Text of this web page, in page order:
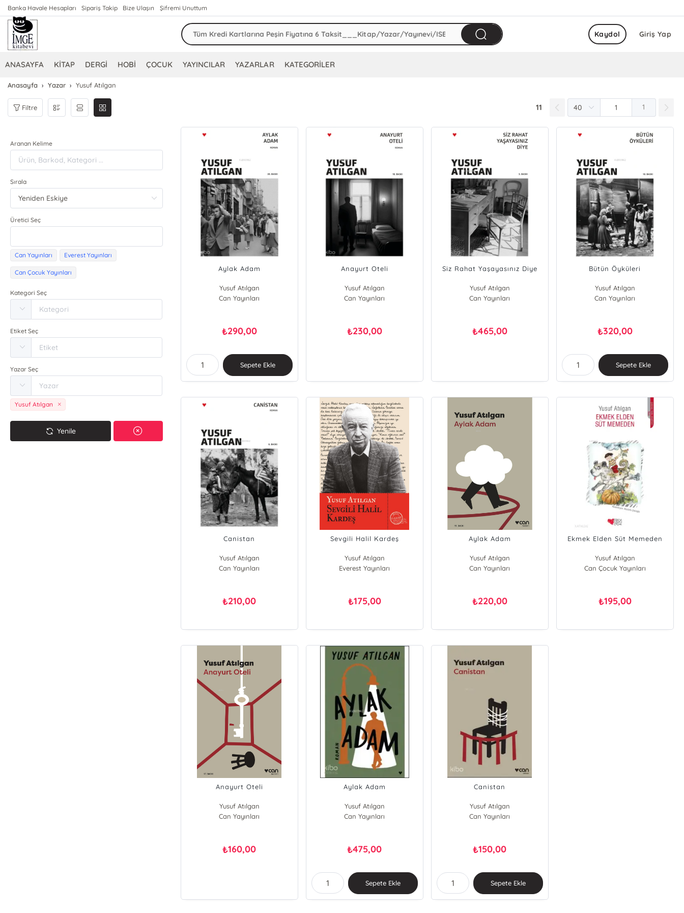
Banka Havale Hesapları Sipariş Takip Bize Ulaşın Şifremi Unuttum
Giriş Yap
Kaydol
ANASAYFA KİTAP DERGİ HOBİ ÇOCUK YAYINCILAR YAZARLAR KATEGORİLER
Anasayfa Yazar Yusuf Atılgan
Filtre 11 1
Aranan Kelime
Sırala
Üretici Seç
Can Yayınları Everest Yayınları
Can Çocuk Yayınları
Kategori Seç
Etiket Seç
Yazar Seç
Yusuf Atılgan
Yenile
Aylak Adam
Yusuf Atılgan
Can Yayınları
₺290,00
Sepete Ekle
Anayurt Oteli
Yusuf Atılgan
Can Yayınları
₺230,00
Siz Rahat Yaşayasınız Diye
Yusuf Atılgan
Can Yayınları
₺465,00
Bütün Öyküleri
Yusuf Atılgan
Can Yayınları
₺320,00
Sepete Ekle
Canistan
Yusuf Atılgan
Can Yayınları
₺210,00
Sevgili Halil Kardeş
Yusuf Atılgan
Everest Yayınları
₺175,00
Aylak Adam
Yusuf Atılgan
Can Yayınları
₺220,00
Ekmek Elden Süt Memeden
Yusuf Atılgan
Can Çocuk Yayınları
₺195,00
Anayurt Oteli
Yusuf Atılgan
Can Yayınları
₺160,00
Aylak Adam
Yusuf Atılgan
Can Yayınları
₺475,00
Sepete Ekle
Canistan
Yusuf Atılgan
Can Yayınları
₺150,00
Sepete Ekle